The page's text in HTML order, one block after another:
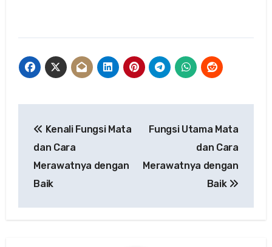
navigation
Kenali Fungsi Mata
dan Cara
Merawatnya dengan
Baik
Fungsi Utama Mata
dan Cara
Merawatnya dengan
Baik